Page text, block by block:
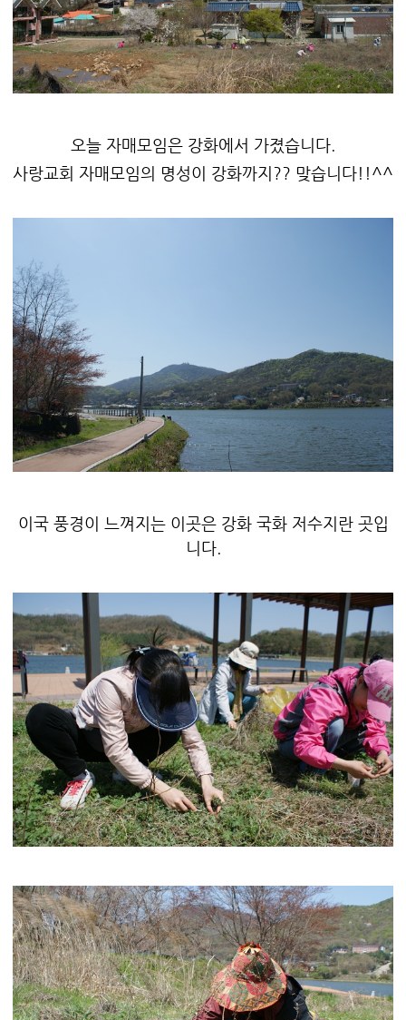
오늘 자매모임은 강화에서 가졌습니다.
사랑교회 자매모임의 명성이 강화까지?? 맞습니다!!^^
이국 풍경이 느껴지는 이곳은 강화 국화 저수지란 곳입
니다.